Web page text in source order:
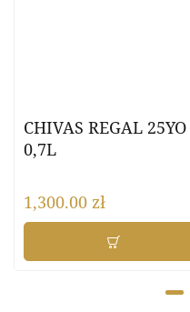
CHIVAS REGAL 25YO
0,7L
1,300.00 zł